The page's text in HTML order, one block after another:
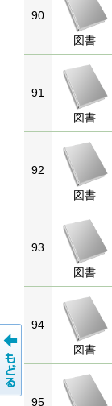
90
図書
91
図書
92
図書
93
図書
94
図書
95